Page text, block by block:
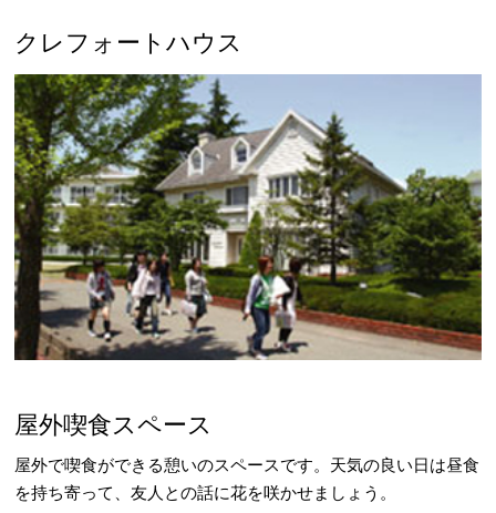
クレフォートハウス
屋外喫食スペース
屋外で喫食ができる憩いのスペースです。天気の良い日は昼食
を持ち寄って、友人との話に花を咲かせましょう。